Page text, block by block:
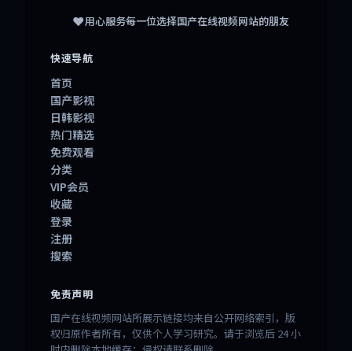
❤️用心服务每一位选择国产在线视频网站的朋友
快速导航
首页
国产影视
日韩影视
热门精选
免费观看
分类
VIP会员
收藏
登录
注册
搜索
免责声明
国产在线视频网站所展示链接均来自公开网络索引，版
权归原作者所有，仅供个人学习研究。请于浏览后 24 小